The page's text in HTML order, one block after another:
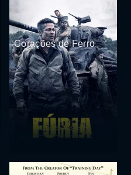
Corações de Ferro